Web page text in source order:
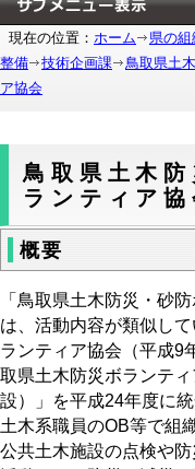
現在の位置： ホーム 県の
整備
技術企画課
鳥取県土
ア協会
鳥取県土木
ランティア協
概要
「鳥取県土木防災・砂
は、活動内容が類似し
ランティア協会（平成9
取県土木防災ボランテ
設）」を平成24年度に
土木系職員のOB等で組
公共土木施設の点検や